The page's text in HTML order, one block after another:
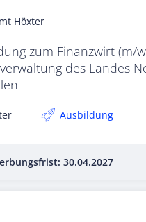
Höxter
zum Finanzwirt (m/
des Landes
Ausbildung
30.04.2027